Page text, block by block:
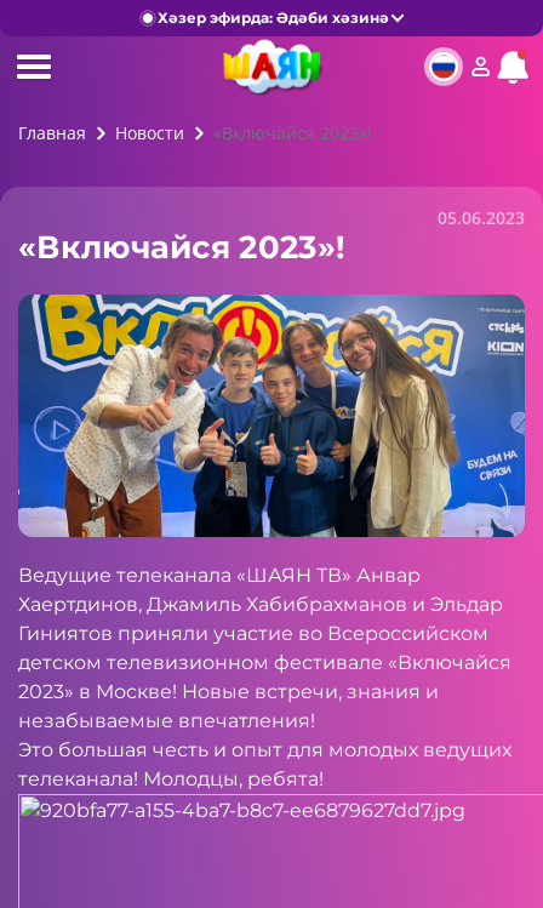
Хәзер эфирда: Әдәби хәзинә
Главная Новости «Включайся 2023»!
05.06.2023
«Включайся 2023»!
Ведущие телеканала «ШАЯН ТВ» Анвар
Хаертдинов, Джамиль Хабибрахманов и Эльдар
Гиниятов приняли участие во Всероссийском
детском телевизионном фестивале «Включайся
2023» в Москве! Новые встречи, знания и
незабываемые впечатления!
Это большая честь и опыт для молодых ведущих
телеканала! Молодцы, ребята!